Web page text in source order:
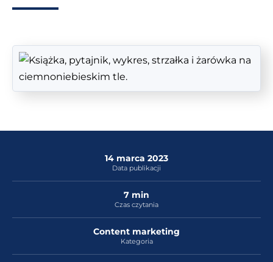
14 marca 2023
Data publikacji
7 min
Czas czytania
Content marketing
Kategoria